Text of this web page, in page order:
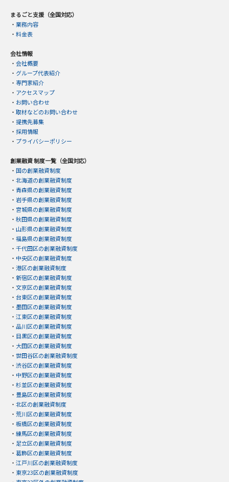
まるごと支援（全国対応）
・ 業務内容
・ 料金表
会社情報
・ 会社概要
・ グループ代表紹介
・ 専門家紹介
・ アクセスマップ
・ お問い合わせ
・ 取材などのお問い合わせ
・ 提携先募集
・ 採用情報
・ プライバシーポリシー
創業融資 制度一覧（全国対応）
・ 国の創業融資制度
・ 北海道の創業融資制度
・ 青森県の創業融資制度
・ 岩手県の創業融資制度
・ 宮城県の創業融資制度
・ 秋田県の創業融資制度
・ 山形県の創業融資制度
・ 福島県の創業融資制度
・ 千代田区の創業融資制度
・ 中央区の創業融資制度
・ 港区の創業融資制度
・ 新宿区の創業融資制度
・ 文京区の創業融資制度
・ 台東区の創業融資制度
・ 墨田区の創業融資制度
・ 江東区の創業融資制度
・ 品川区の創業融資制度
・ 目黒区の創業融資制度
・ 大田区の創業融資制度
・ 世田谷区の創業融資制度
・ 渋谷区の創業融資制度
・ 中野区の創業融資制度
・ 杉並区の創業融資制度
・ 豊島区の創業融資制度
・ 北区の創業融資制度
・ 荒川区の創業融資制度
・ 板橋区の創業融資制度
・ 練馬区の創業融資制度
・ 足立区の創業融資制度
・ 葛飾区の創業融資制度
・ 江戸川区の創業融資制度
・ 東京23区の創業融資制度